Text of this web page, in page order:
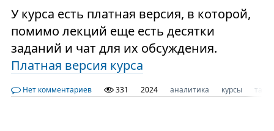
У курса есть платная версия, в которой,
помимо лекций еще есть десятки
заданий и чат для их обсуждения.
Платная версия курса
Нет комментариев 331 2024 аналитика курсы